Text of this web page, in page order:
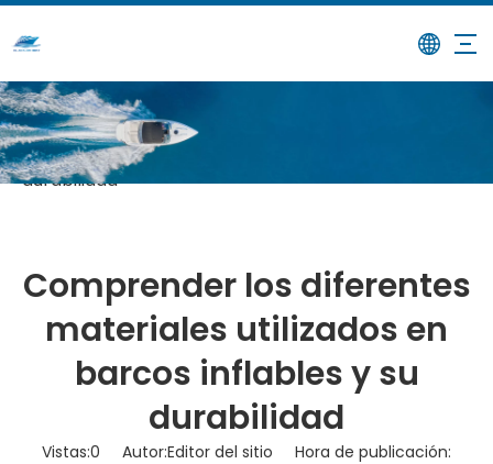
Hogar / Noticias
materiales utilizados en barcos inflables y su
durabilidad
Comprender los diferentes
materiales utilizados en
barcos inflables y su
durabilidad
Vistas:0 Autor:Editor del sitio Hora de publicación: